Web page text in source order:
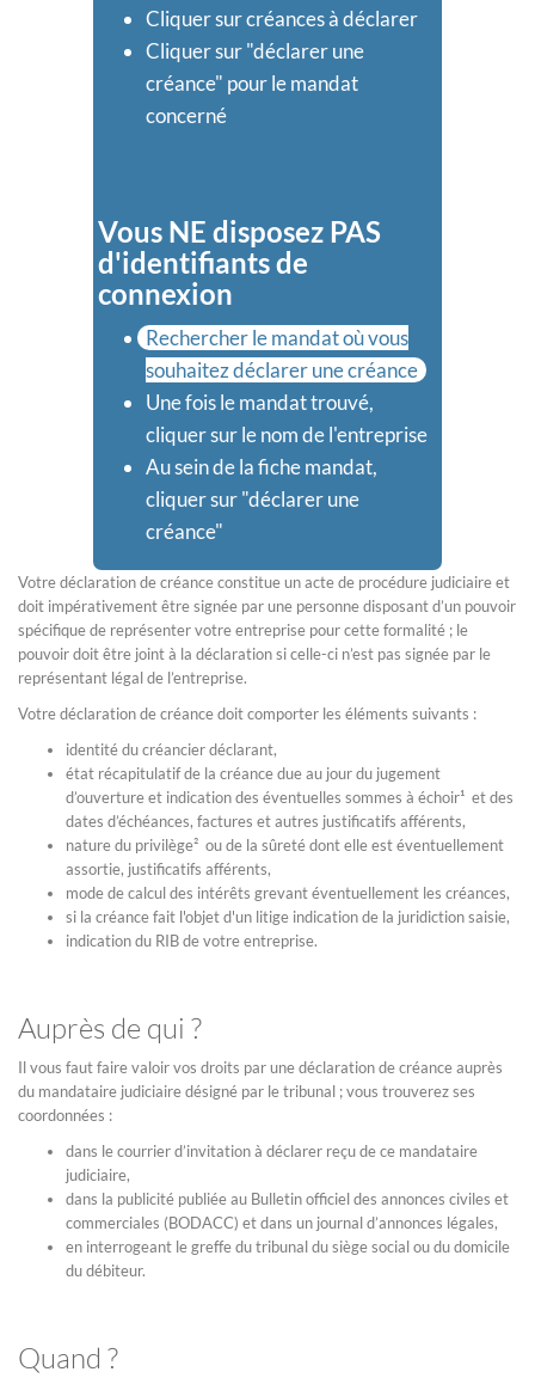
Cliquer sur créances à déclarer
Cliquer sur "déclarer une
créance" pour le mandat
concerné
Vous NE disposez PAS
d'identifiants de
connexion
Rechercher le mandat où vous
souhaitez déclarer une créance
Une fois le mandat trouvé,
cliquer sur le nom de l'entreprise
Au sein de la fiche mandat,
cliquer sur "déclarer une
créance"
Votre déclaration de créance constitue un acte de procédure judiciaire et
doit impérativement être signée par une personne disposant d’un pouvoir
spécifique de représenter votre entreprise pour cette formalité ; le
pouvoir doit être joint à la déclaration si celle-ci n’est pas signée par le
représentant légal de l’entreprise.
Votre déclaration de créance doit comporter les éléments suivants :
identité du créancier déclarant,
état récapitulatif de la créance due au jour du jugement
d’ouverture et indication des éventuelles sommes à échoir¹ et des
dates d’échéances, factures et autres justificatifs afférents,
nature du privilège² ou de la sûreté dont elle est éventuellement
assortie, justificatifs afférents,
mode de calcul des intérêts grevant éventuellement les créances,
si la créance fait l'objet d'un litige indication de la juridiction saisie,
indication du RIB de votre entreprise.
Auprès de qui ?
Il vous faut faire valoir vos droits par une déclaration de créance auprès
du mandataire judiciaire désigné par le tribunal ; vous trouverez ses
coordonnées :
dans le courrier d’invitation à déclarer reçu de ce mandataire
judiciaire,
dans la publicité publiée au Bulletin officiel des annonces civiles et
commerciales (BODACC) et dans un journal d’annonces légales,
en interrogeant le greffe du tribunal du siège social ou du domicile
du débiteur.
Quand ?